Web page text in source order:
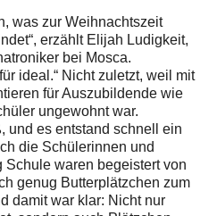
was zur Weihnachtszeit
erzählt Elijah Ludigkeit,
bei Mosca.
ideal.“ Nicht zuletzt, weil mit
für Auszubildende wie
ungewohnt war.
und es entstand schnell ein
die Schülerinnen und
waren begeistert von
genug Butterplätzchen zum
damit war klar: Nicht nur